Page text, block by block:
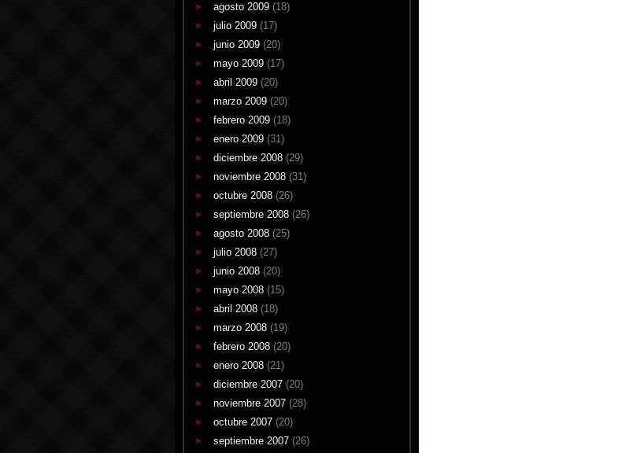
agosto 2009 (18)
julio 2009 (17)
junio 2009 (20)
mayo 2009 (17)
abril 2009 (20)
marzo 2009 (20)
febrero 2009 (18)
enero 2009 (31)
diciembre 2008 (29)
noviembre 2008 (31)
octubre 2008 (26)
septiembre 2008 (26)
agosto 2008 (25)
julio 2008 (27)
junio 2008 (20)
mayo 2008 (15)
abril 2008 (18)
marzo 2008 (19)
febrero 2008 (20)
enero 2008 (21)
diciembre 2007 (20)
noviembre 2007 (28)
octubre 2007 (20)
septiembre 2007 (26)